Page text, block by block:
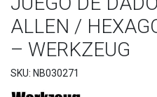
ALLEN /
– WERKZEUG
SKU: NB030271